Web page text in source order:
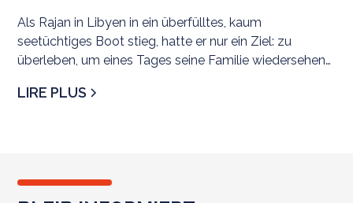
Als Rajan in Libyen in ein überfülltes, kaum
seetüchtiges Boot stieg, hatte er nur ein Ziel: zu
überleben, um eines Tages seine Familie wiedersehen
LIRE PLUS